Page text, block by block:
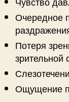
Очередное
Потеря
зрительной
Ощущение